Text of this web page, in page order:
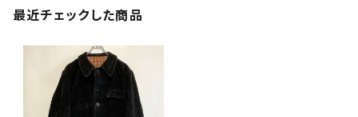
最近チェックした商品